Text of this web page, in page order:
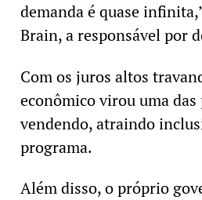
demanda é quase
Brain, a responsável por
Com os juros altos
econômico virou uma
vendendo, atraindo
programa.
Além disso, o próprio